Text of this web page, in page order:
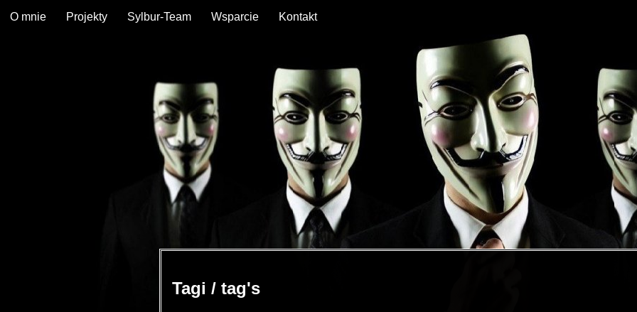
O mnie Projekty Sylbur-Team Wsparcie Kontakt
Tagi / tag's